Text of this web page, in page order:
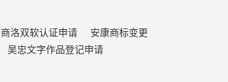
商洛双软认证申请
安康商标变更
吴忠文字作品登记申请